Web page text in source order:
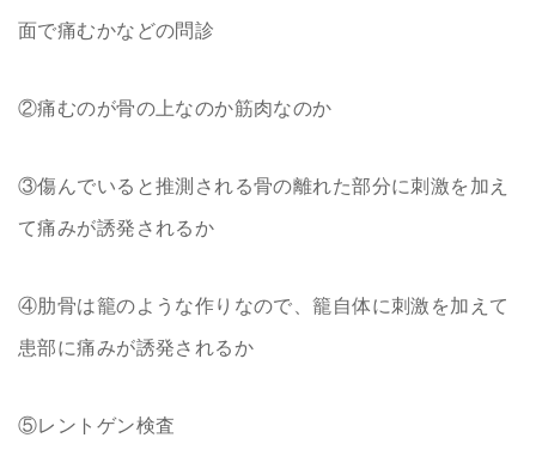
面で痛むかなどの問診
②痛むのが骨の上なのか筋肉なのか
③傷んでいると推測される骨の離れた部分に刺激を加え
て痛みが誘発されるか
④肋骨は籠のような作りなので、籠自体に刺激を加えて
患部に痛みが誘発されるか
⑤レントゲン検査